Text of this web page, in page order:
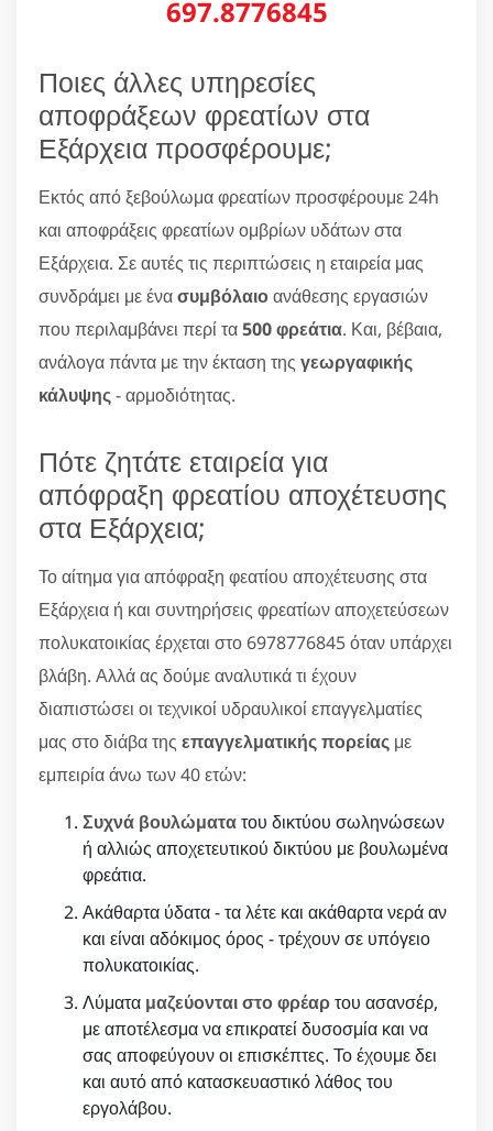
697.8776845
Ποιες άλλες υπηρεσίες
αποφράξεων φρεατίων στα
Εξάρχεια προσφέρουμε;
Εκτός από ξεβούλωμα φρεατίων προσφέρουμε 24h
και αποφράξεις φρεατίων ομβρίων υδάτων στα
Εξάρχεια. Σε αυτές τις περιπτώσεις η εταιρεία μας
συνδράμει με ένασυμβόλαιοανάθεσης εργασιών
που περιλαμβάνει περί τα500 φρεάτια. Και, βέβαια,
ανάλογα πάντα με την έκταση της γεωργαφικής
κάλυψης- αρμοδιότητας.
Πότε ζητάτε εταιρεία για
απόφραξη φρεατίου αποχέτευσης
στα Εξάρχεια;
Το αίτημα για απόφραξη φεατίου αποχέτευσης στα
Εξάρχεια ή και συντηρήσεις φρεατίων αποχετεύσεων
πολυκατοικίας έρχεται στο 6978776845 όταν υπάρχει
βλάβη. Αλλά ας δούμε αναλυτικά τι έχουν
διαπιστώσει οι τεχνικοί υδραυλικοί επαγγελματίες
μας στο διάβα της επαγγελματικής πορείας με
εμπειρία άνω των 40 ετών:
Συχνά βουλώματατου δικτύου σωληνώσεων
ή αλλιώς αποχετευτικού δικτύου με βουλωμένα
φρεάτια.
Ακάθαρτα ύδατα - τα λέτε και ακάθαρτα νερά αν
και είναι αδόκιμος όρος - τρέχουν σε υπόγειο
πολυκατοικίας.
Λύματα μαζεύονται στο φρέαρτου ασανσέρ,
με αποτέλεσμα να επικρατεί δυσοσμία και να
σας αποφεύγουν οι επισκέπτες. Το έχουμε δει
και αυτό από κατασκευαστικό λάθος του
εργολάβου.